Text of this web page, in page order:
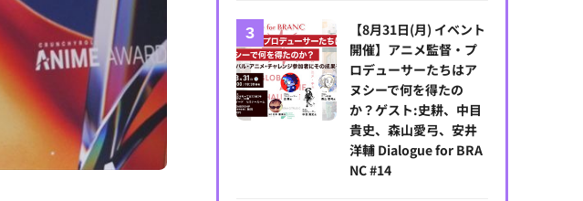
【8月31日(月) イベント
開催】アニメ監督・プ
ロデューサーたちはア
ヌシーで何を得たの
か？ゲスト:史耕、中目
貴史、森山愛弓、安井
洋輔 Dialogue for BRA
NC #14